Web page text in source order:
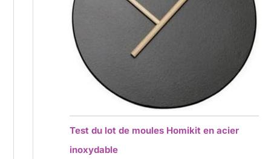
Test du lot de moules Homikit en acier
inoxydable